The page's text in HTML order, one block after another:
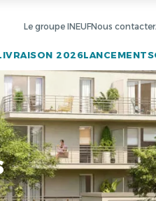
Le groupe INEUFNous contacter
2026LANCEMENTS